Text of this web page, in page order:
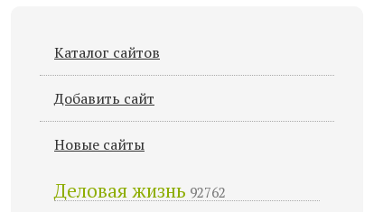
Каталог сайтов
Добавить сайт
Новые сайты
Деловая жизнь 92762